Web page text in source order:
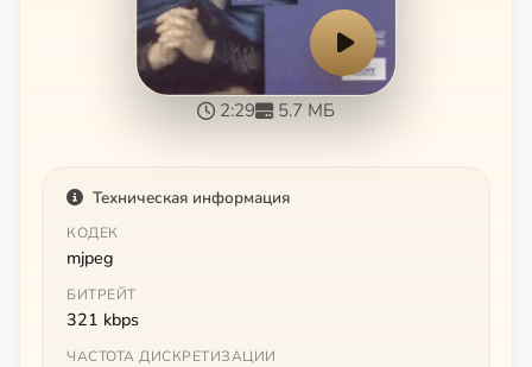
2:29 5.7 МБ
Техническая информация
КОДЕК
mjpeg
БИТРЕЙТ
321 kbps
ЧАСТОТА ДИСКРЕТИЗАЦИИ